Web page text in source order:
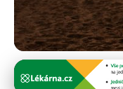
Jezdecké techniky a